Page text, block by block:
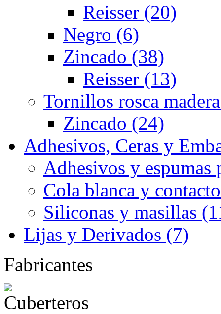
Reisser (20)
Negro (6)
Zincado (38)
Reisser (13)
Tornillos rosca
Zincado (24)
Adhesivos, Ceras y
Adhesivos y
Cola blanca y
Siliconas y masillas
Lijas y Derivados (7)
Fabricantes